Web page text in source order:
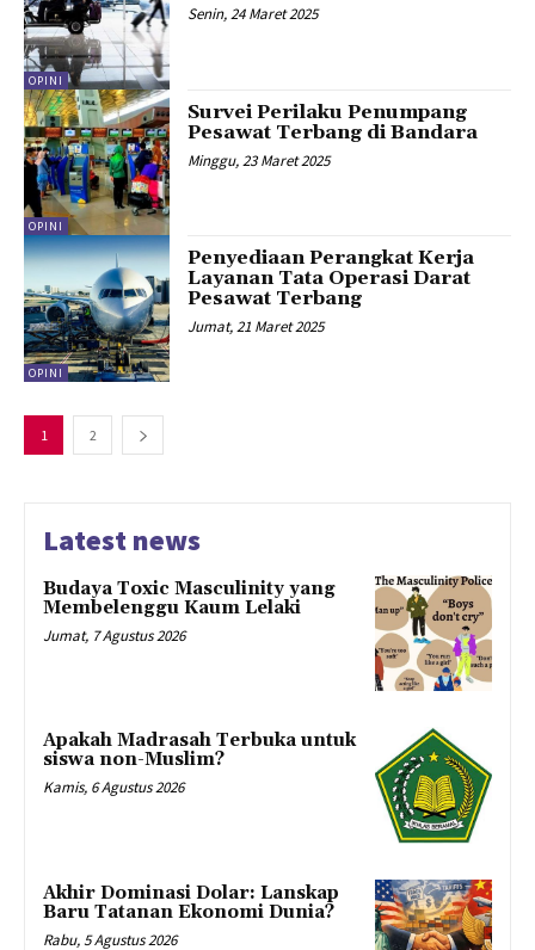
OPINI
Senin, 24 Maret 2025
OPINI
Survei Perilaku Penumpang
Pesawat Terbang di Bandara
Minggu, 23 Maret 2025
OPINI
Penyediaan Perangkat Kerja
Layanan Tata Operasi Darat
Pesawat Terbang
Jumat, 21 Maret 2025
1 2
Latest news
Budaya Toxic Masculinity yang
Membelenggu Kaum Lelaki
Jumat, 7 Agustus 2026
Apakah Madrasah Terbuka untuk
siswa non-Muslim?
Kamis, 6 Agustus 2026
Akhir Dominasi Dolar: Lanskap
Baru Tatanan Ekonomi Dunia?
Rabu, 5 Agustus 2026